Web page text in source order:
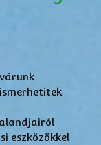
eszközökkel